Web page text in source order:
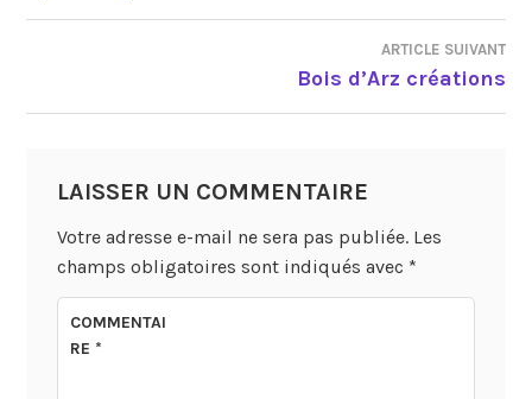
DE
ARTICLE SUIVANT
Bois d’Arz créations
LAISSER UN COMMENTAIRE
Votre adresse e-mail ne sera pas publiée. Les
champs obligatoires sont indiqués avec *
COMMENTAI
RE*